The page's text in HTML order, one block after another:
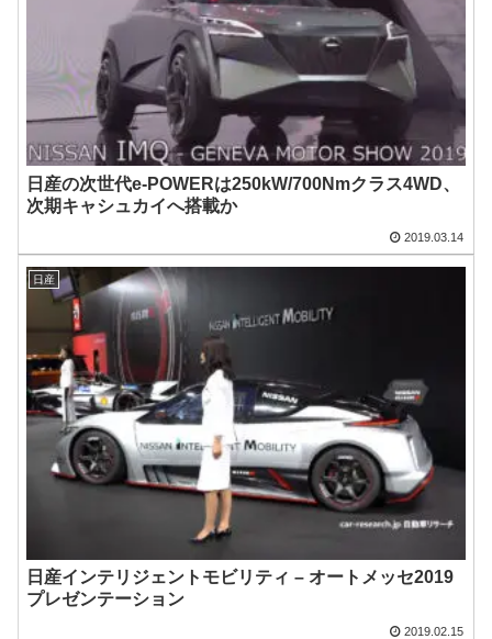
日産の次世代e-POWERは250kW/700Nmクラス4WD、
次期キャシュカイへ搭載か
2019.03.14
日産
日産インテリジェントモビリティ – オートメッセ2019
プレゼンテーション
2019.02.15